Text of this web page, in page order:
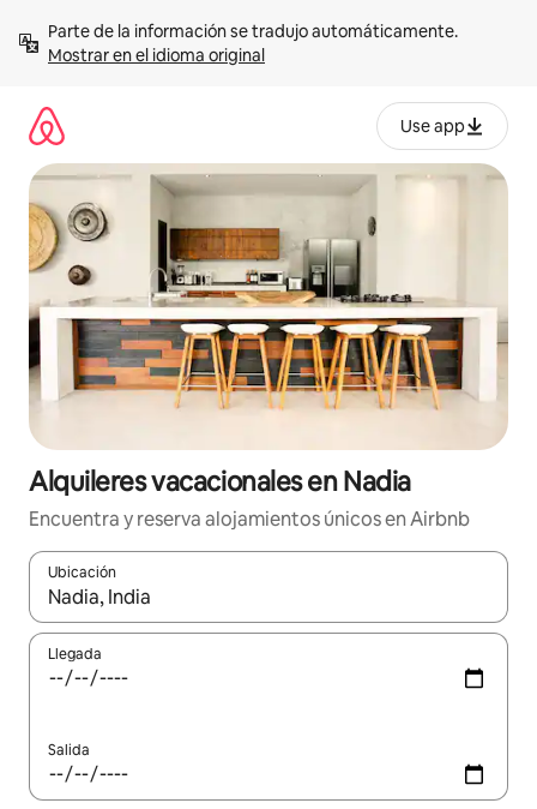
contenidoMostrar en el idioma original
Use app
Alquileres vacacionales en Nadia
Encuentra y reserva alojamientos únicos en Airbnb
Ubicación
Cuando los resultados estén disponibles, navega con las
Llegada
Salida